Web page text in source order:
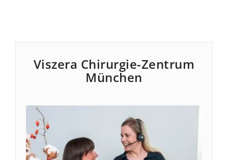
Viszera Chirurgie-Zentrum
München